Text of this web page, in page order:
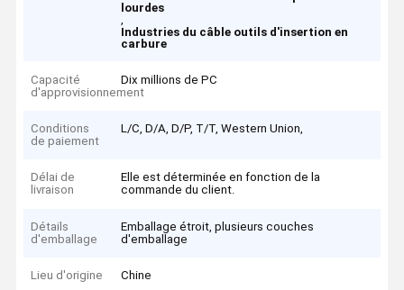
lourdes
,
Industries du câble outils d'insertion en
carbure
Capacité
d'approvisionnement
Dix millions de PC
Conditions
de paiement
L/C, D/A, D/P, T/T, Western Union,
Délai de
livraison
Elle est déterminée en fonction de la
commande du client.
Détails
d'emballage
Emballage étroit, plusieurs couches
d'emballage
Lieu d'origine Chine